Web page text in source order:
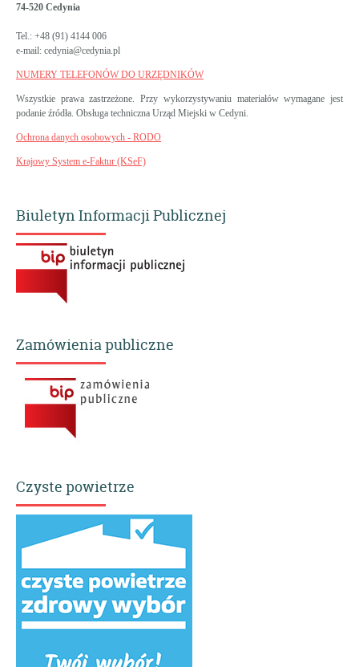
74-520 Cedynia
Tel.: +48 (91) 4144 006
e-mail: cedynia@cedynia.pl
NUMERY TELEFONÓW DO URZĘDNIKÓW
Wszystkie prawa zastrzeżone. Przy wykorzystywaniu materiałów wymagane jest
podanie źródła. Obsługa techniczna Urząd Miejski w Cedyni.
Ochrona danych osobowych - RODO
Krajowy System e-Faktur (KSeF)
Biuletyn Informacji Publicznej
Zamówienia publiczne
Czyste powietrze